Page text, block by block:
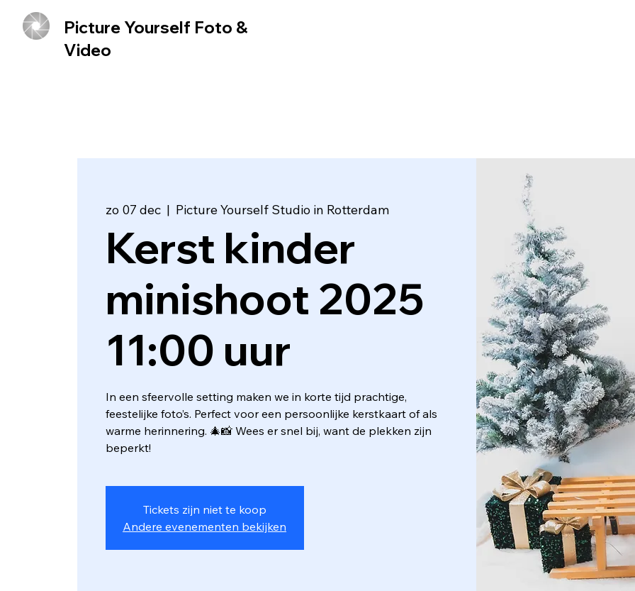
Picture Yourself Foto &
Video
zo 07 dec
  |
Picture Yourself Studio in Rotterdam
Kerst kinder
minishoot 2025
11:00 uur
In een sfeervolle setting maken we in korte tijd prachtige,
feestelijke foto’s. Perfect voor een persoonlijke kerstkaart of als
warme herinnering. 🎄📸 Wees er snel bij, want de plekken zijn
beperkt!
Tickets zijn niet te koop
Andere evenementen bekijken